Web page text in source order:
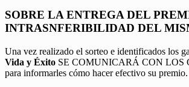
SOBRE LA ENTREGA DEL
INTRASNFERIBILIDAD DEL
Una vez realizado el sorteo e identificados los
Vida y Éxito SE COMUNICARÁ CON LOS
para informarles cómo hacer efectivo su premio.